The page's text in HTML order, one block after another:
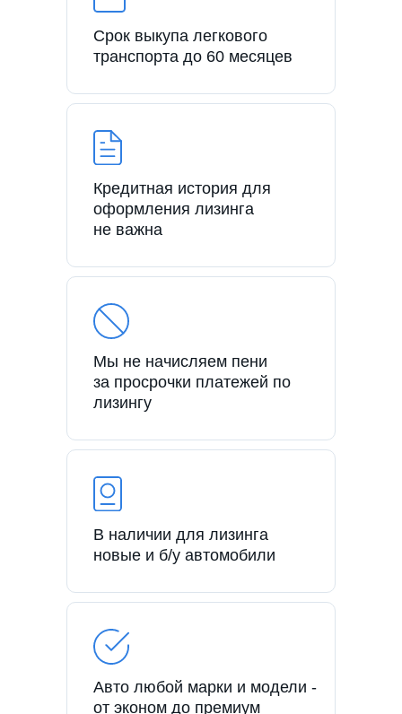
Срок выкупа легкового
транспорта до 60 месяцев
Кредитная история для
оформления лизинга
не важна
Мы не начисляем пени
за просрочки платежей по
лизингу
В наличии для лизинга
новые и б/у автомобили
Авто любой марки и модели -
от эконом до премиум